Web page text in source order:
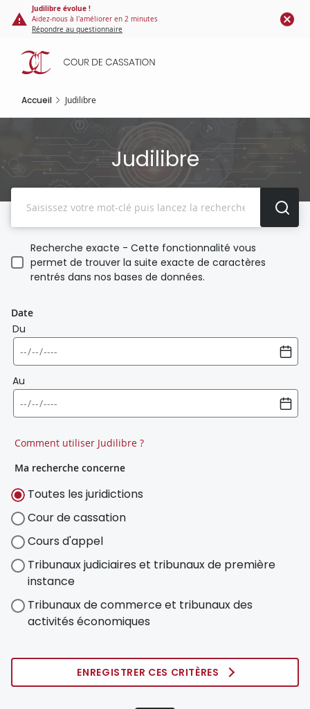
Panneau de gestion des cookies
contenu
principal
Judilibre évolue !
Aidez-nous à l'améliorer en 2 minutes
Répondre au questionnaire
Accueil Judilibre
Judilibre
Recherche exacte - Cette fonctionnalité vous
permet de trouver la suite exacte de caractères
rentrés dans nos bases de données.
Date
Du
Au
Comment utiliser Judilibre ?
Ma recherche concerne
Toutes les juridictions
Cour de cassation
Cours d'appel
Tribunaux judiciaires et tribunaux de première
instance
Tribunaux de commerce et tribunaux des
activités économiques
ENREGISTRER CES CRITÈRES